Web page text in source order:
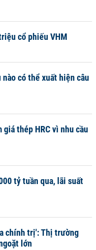
cổ phiếu VHM
có thể xuất hiện câu
thép HRC vì nhu cầu
tỷ tuần qua, lãi suất
chính trị': Thị trường
lớn